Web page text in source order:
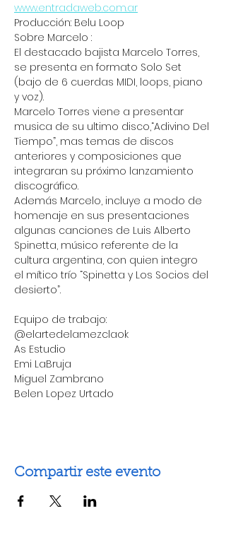
www.entradaweb.com.ar
Producción: Belu Loop
Sobre Marcelo :
El destacado bajista Marcelo Torres,
se presenta en formato Solo Set
(bajo de 6 cuerdas MIDI, loops, piano
y voz).
Marcelo Torres viene a presentar
musica de su ultimo disco,“Adivino Del
Tiempo”, mas temas de discos
anteriores y composiciones que
integraran su próximo lanzamiento
discográfico.
Además Marcelo, incluye a modo de
homenaje en sus presentaciones
algunas canciones de Luis Alberto
Spinetta, músico referente de la
cultura argentina, con quien integro
el mítico trío “Spinetta y Los Socios del
desierto”.
Equipo de trabajo:
@elartedelamezclaok
As Estudio
Emi LaBruja
Miguel Zambrano
Belen Lopez Urtado
Compartir este evento